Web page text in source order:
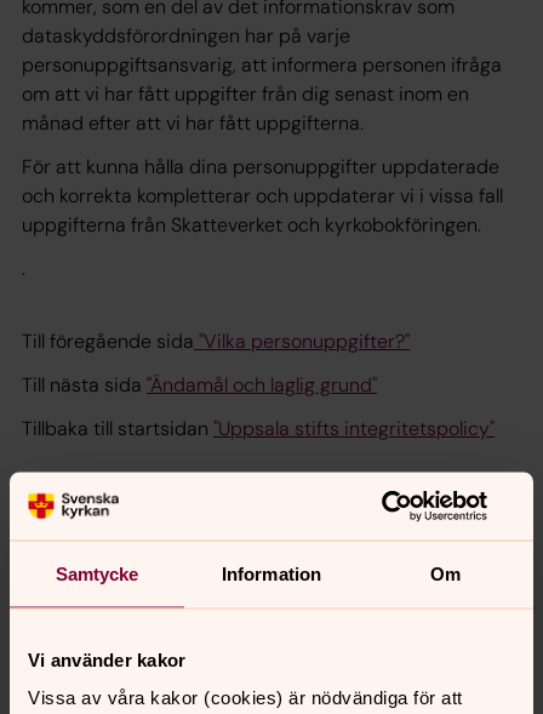
Samtycke Information Om
Vi använder kakor
Vissa av våra kakor (cookies) är nödvändiga för att
kommer, som en del av det informationskrav som
dataskyddsförordningen har på varje
personuppgiftsansvarig, att informera personen ifråga
om att vi har fått uppgifter från dig senast inom en
månad efter att vi har fått uppgifterna.
För att kunna hålla dina personuppgifter uppdaterade
och korrekta kompletterar och uppdaterar vi i vissa fall
uppgifterna från Skatteverket och kyrkobokföringen.
.
Till föregående sida "Vilka personuppgifter?"
Till nästa sida "Ändamål och laglig grund"
Tillbaka till startsidan "Uppsala stifts integritetspolicy"
Synpunkter eller frågor på sidans
innehåll?
Dela